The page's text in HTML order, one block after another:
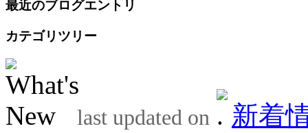
最近のブログエントリ
カテゴリツリー
last updated on
新着